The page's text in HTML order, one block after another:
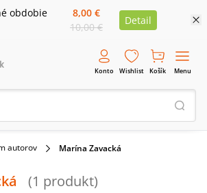
obdobie
8,00 €
10,00 €
Detail
Konto Wishlist Košík Menu
autorov Marína Zavacká
(1 produkt)